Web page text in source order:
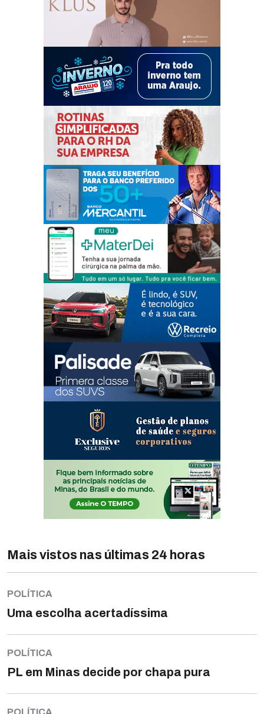
Mais vistos nas últimas 24 horas
POLÍTICA
Uma escolha acertadíssima
POLÍTICA
PL em Minas decide por chapa pura